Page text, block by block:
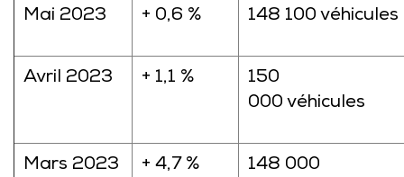
Mai 2023 + 0,6 % 148 100 véhicules
Avril 2023 + 1,1 %
150
000 véhicules
Mars 2023 + 4,7 %
148 000